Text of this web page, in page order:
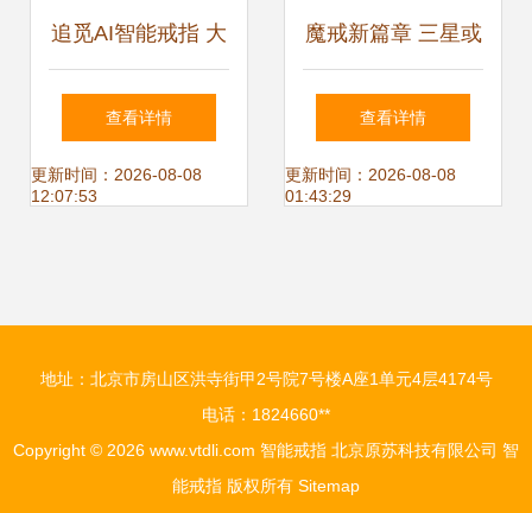
追觅AI智能戒指 大
学生的“效率神
器”与“健康管家”
查看详情
更新时间：2026-08-08
12:07:53
魔戒新篇章 三星或
将推出智能戒指，
戒指形的下一个科
查看详情
更新时间：2026-08-08
01:43:29
地址：北京市房山区洪寺街甲2号院7号楼A座1单元4层4174号
电话：1824660**
Copyright © 2026 www.vtdli.com 智能戒指 北京原苏科技有限公司 智
能戒指 版权所有 Sitemap